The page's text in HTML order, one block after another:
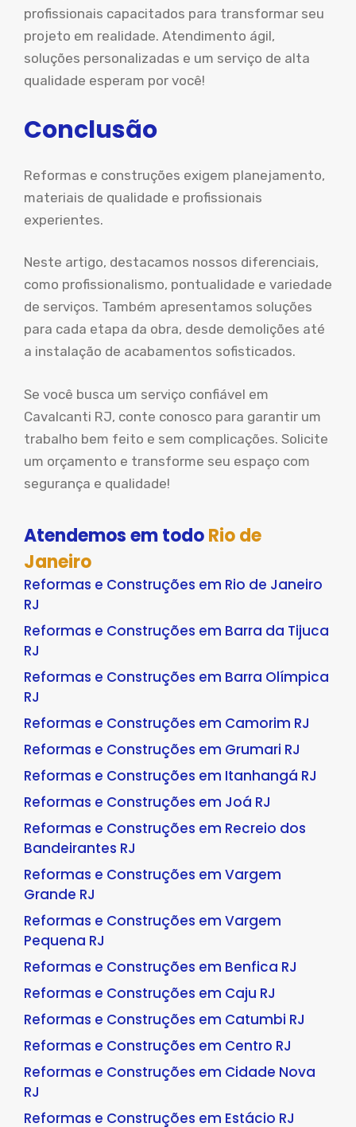
profissionais capacitados para transformar seu
projeto em realidade. Atendimento ágil,
soluções personalizadas e um serviço de alta
qualidade esperam por você!
Conclusão
Reformas e construções exigem planejamento,
materiais de qualidade e profissionais
experientes.
Neste artigo, destacamos nossos diferenciais,
como profissionalismo, pontualidade e variedade
de serviços. Também apresentamos soluções
para cada etapa da obra, desde demolições até
a instalação de acabamentos sofisticados.
Se você busca um serviço confiável em
Cavalcanti RJ, conte conosco para garantir um
trabalho bem feito e sem complicações. Solicite
um orçamento e transforme seu espaço com
segurança e qualidade!
Atendemos em todoRio de
Janeiro
Reformas e Construções em Rio de Janeiro
RJ
Reformas e Construções em Barra da Tijuca
RJ
Reformas e Construções em Barra Olímpica
RJ
Reformas e Construções em Camorim RJ
Reformas e Construções em Grumari RJ
Reformas e Construções em Itanhangá RJ
Reformas e Construções em Joá RJ
Reformas e Construções em Recreio dos
Bandeirantes RJ
Reformas e Construções em Vargem
Grande RJ
Reformas e Construções em Vargem
Pequena RJ
Reformas e Construções em Benfica RJ
Reformas e Construções em Caju RJ
Reformas e Construções em Catumbi RJ
Reformas e Construções em Centro RJ
Reformas e Construções em Cidade Nova
RJ
Reformas e Construções em Estácio RJ